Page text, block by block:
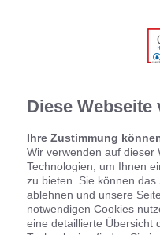
Diese
Ihre Zustimmung
Wir verwenden auf dieser
Technologien, um Ihnen
zu bieten. Sie können
ablehnen und unsere
notwendigen Cookies
eine detaillierte Übersicht